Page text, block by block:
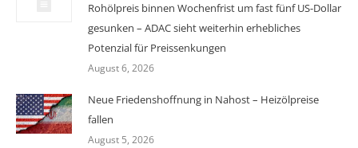
Rohölpreis binnen Wochenfrist um fast fünf US-Dollar
gesunken – ADAC sieht weiterhin erhebliches
Potenzial für Preissenkungen
August 6, 2026
Neue Friedenshoffnung in Nahost – Heizölpreise
fallen
August 5, 2026